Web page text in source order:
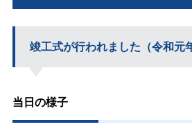
竣工式が行われました（令和元
当日の様子